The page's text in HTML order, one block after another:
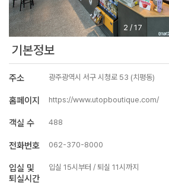
2 / 17
기본정보
주소 광주광역시 서구 시청로 53 (치평동)
홈페이지 https://www.utopboutique.com/
객실 수 488
전화번호 062-370-8000
입실 및
퇴실시간
입실 15시부터 / 퇴실 11시까지